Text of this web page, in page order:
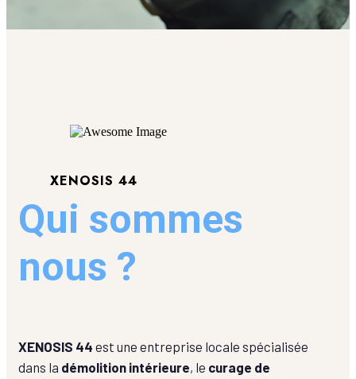
XENOSIS 44
Qui sommes
nous ?
XENOSIS 44 est une entreprise locale spécialisée
dans la démolition intérieure, le curage de